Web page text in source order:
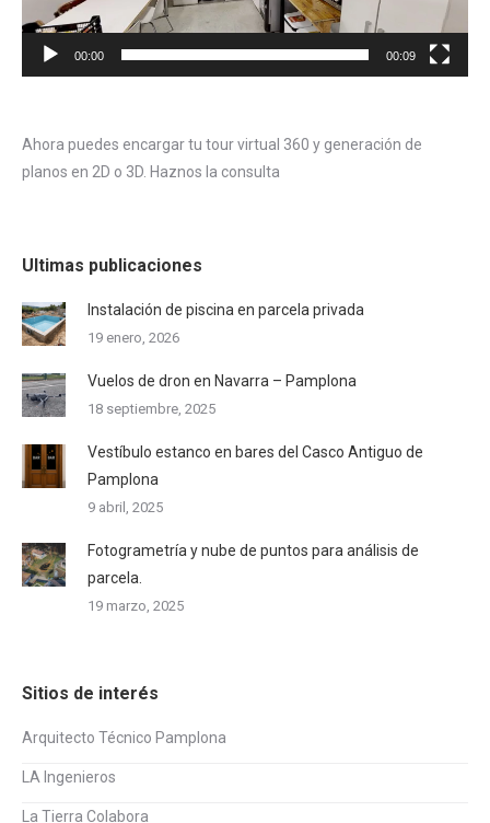
00:00 00:09
Ahora puedes encargar tu tour virtual 360 y generación de
planos en 2D o 3D. Haznos la consulta
Ultimas publicaciones
Instalación de piscina en parcela privada
19 enero, 2026
Vuelos de dron en Navarra – Pamplona
18 septiembre, 2025
Vestíbulo estanco en bares del Casco Antiguo de
Pamplona
9 abril, 2025
Fotogrametría y nube de puntos para análisis de
parcela.
19 marzo, 2025
Sitios de interés
Arquitecto Técnico Pamplona
LA Ingenieros
La Tierra Colabora